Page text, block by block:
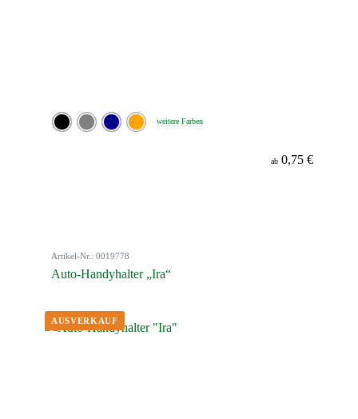
weitere Farben
ab 0,75 €
Artikel-Nr.: 0019778
Auto-Handyhalter „Ira“